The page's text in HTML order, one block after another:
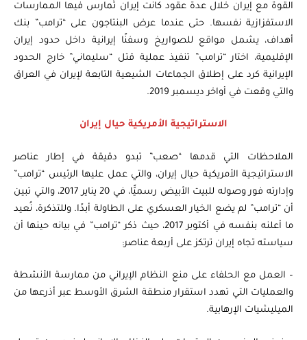
القوة مع إيران خلال عدة عقود كانت إيران تُمارس فيها الممارسات
الاستفزازية نفسها. حتى عندما عرض البنتاجون على “ترامب” بنك
أهداف، يشمل مواقع للصواريخ وسفنًا إيرانية داخل حدود إيران
الإقليمية، اختار “ترامب” تنفيذ عملية قتل “سليماني” خارج الحدود
الإيرانية كرد على إطلاق الجماعات الشيعية التابعة لإيران في العراق
والتي وقعت في أواخر ديسمبر 2019.
الاستراتيجية الأمريكية حيال إيران
الملاحظات التي قدمها “صعب” تبدو دقيقة في إطار عناصر
الاستراتيجية الأمريكية حيال إيران، والتي عمل عليها الرئيس “ترامب”
وإدارته فور وصوله للبيت الأبيض رسميًّا، في 20 يناير 2017، والتي تبين
أن “ترامب” لم يضع الخيار العسكري على الطاولة أبدًا. وللتذكرة، نُعيد
ما أعلنه بنفسه في أكتوبر 2017، حيث ذكر “ترامب” في بيانه حينها أن
سياسته تجاه إيران ترتكز على أربعة عناصر:
– العمل مع الحلفاء على منع النظام الإيراني من ممارسة الأنشطة
والعمليات التي تهدد استقرار منطقة الشرق الأوسط عبر أذرعها من
الميليشيات الإرهابية.